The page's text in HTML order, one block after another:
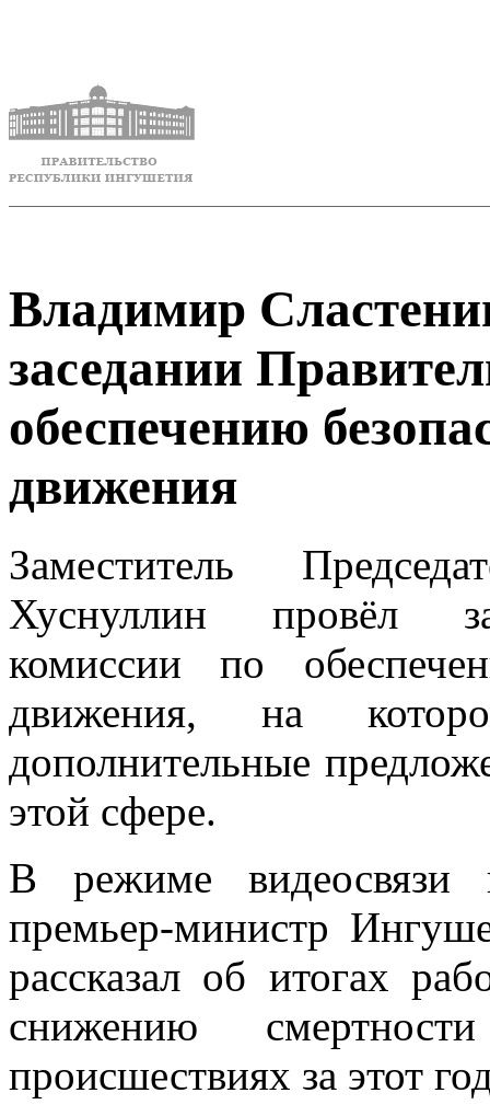
Владимир
заседании
обеспечению
движения
Заместитель
Хуснуллин провёл
комиссии по
движения, на
дополнительные
этой сфере.
В режиме видеосвязи
премьер-министр
рассказал об итогах
снижению
происшествиях за этот